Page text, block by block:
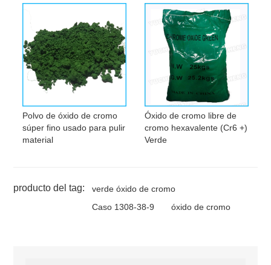
Polvo de óxido de cromo
súper fino usado para pulir
material
Óxido de cromo libre de
cromo hexavalente (Cr6 +)
Verde
producto del tag:
verde óxido de cromo
Caso 1308-38-9
óxido de cromo